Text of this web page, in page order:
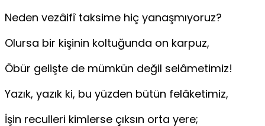
Neden vezâifî taksime hiç yanaşmıyoruz?
Olursa bir kişinin koltuğunda on karpuz,
Öbür gelişte de mümkün değil selâmetimiz!
Yazık, yazık ki, bu yüzden bütün felâketimiz,
İşin reculleri kimlerse çıksın orta yere;